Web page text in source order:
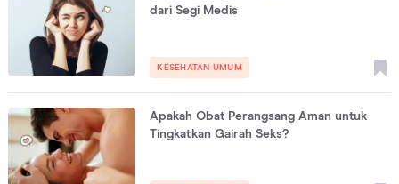
dari Segi Medis
KESEHATAN UMUM
Apakah Obat Perangsang Aman untuk
Tingkatkan Gairah Seks?